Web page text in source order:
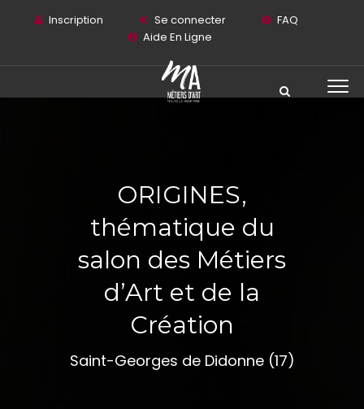
Inscription Se connecter
FAQ
Aide En Ligne
ORIGINES,
thématique du
salon des Métiers
d’Art et de la
Création
Saint-Georges de Didonne (17)